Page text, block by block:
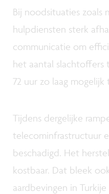
Bij noodsituaties zoals
hulpdiensten sterk
communicatie om
het aantal slachtoffers
72 uur zo laag mogelijk
Tijdens dergelijke
telecominfrastructuur
beschadigd. Het
kostbaar. Dat bleek
aardbevingen in